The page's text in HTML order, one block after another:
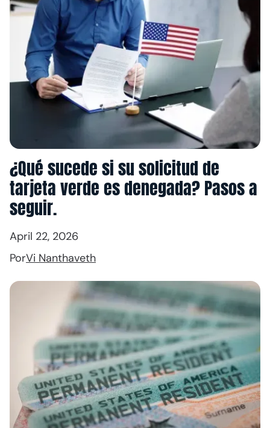
¿Qué sucede si su solicitud de
tarjeta verde es denegada? Pasos a
seguir.
April 22, 2026
PorVi Nanthaveth